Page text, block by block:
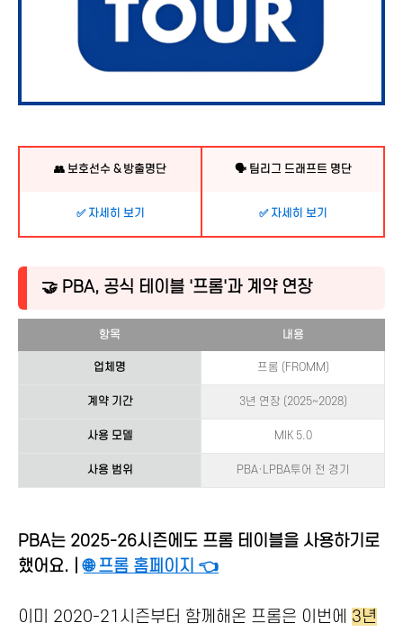
👥 보호선수 & 방출명단 🗣 팀리그 드래프트 명단
✅ 자세히 보기 ✅ 자세히 보기
🤝 PBA, 공식 테이블 '프롬'과 계약 연장
항목 내용
업체명 프롬 (FROMM)
계약 기간 3년 연장 (2025~2028)
사용 모델 MIK 5.0
사용 범위 PBA·LPBA투어 전 경기
PBA는 2025-26시즌에도 프롬 테이블을 사용하기로
했어요.｜🌐 프롬 홈페이지 👈
이미 2020-21시즌부터 함께해온 프롬은 이번에 3년